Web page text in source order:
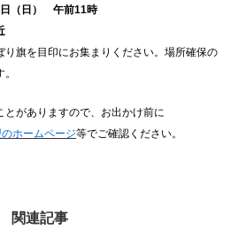
（日） 午前11時
印にお集まりください。場所確保の
がありますので、お出かけ前に
ホームページ等でご確認ください。
関連記事